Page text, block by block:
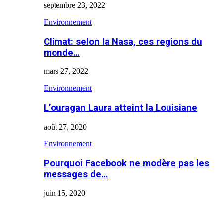
septembre 23, 2022
Environnement
Climat: selon la Nasa, ces regions du
monde…
mars 27, 2022
Environnement
L’ouragan Laura atteint la Louisiane
août 27, 2020
Environnement
Pourquoi Facebook ne modère pas les
messages de…
juin 15, 2020